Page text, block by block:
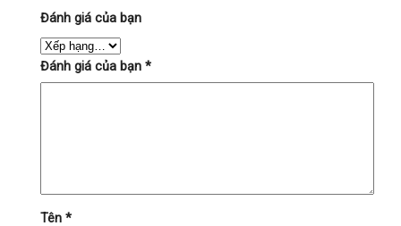
Đánh giá của bạn
Đánh giá của bạn *
Tên *